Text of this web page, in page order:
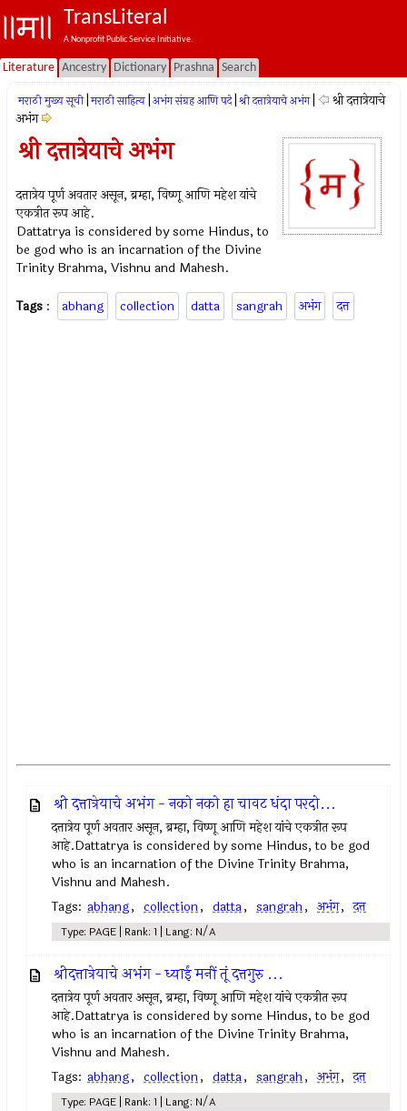
TransLiteral
A Nonprofit Public Service Initiative.
Literature Ancestry Dictionary Prashna Search
मराठी मुख्य सूची मराठी साहित्य अभंग संग्रह आणि पदे श्री दत्तात्रेयाचे अभंग
श्री दत्तात्रेयाचे
अभंग
श्री दत्तात्रेयाचे अभंग
दत्तात्रेय पूर्ण अवतार असून, ब्रम्हा, विष्णू आणि महेश यांचे
एकत्रीत रूप आहे.
Dattatrya is considered by some Hindus, to
be god who is an incarnation of the Divine
Trinity Brahma, Vishnu and Mahesh.
Tags : abhang collection datta sangrah अभंग दत्त
श्री दत्तात्रेयाचे अभंग - नको नको हा चावट धंदा परदो...
दत्तात्रेय पूर्ण अवतार असून, ब्रम्हा, विष्णू आणि महेश यांचे एकत्रीत रूप
आहे.Dattatrya is considered by some Hindus, to be god
who is an incarnation of the Divine Trinity Brahma,
Vishnu and Mahesh.
Tags: abhang, collection, datta, sangrah, अभंग, दत्त
Type: PAGE | Rank: 1 | Lang: N/A
श्रीदत्तात्रेयाचे अभंग - ध्याईं मनीं तूं दत्तगुरु ...
दत्तात्रेय पूर्ण अवतार असून, ब्रम्हा, विष्णू आणि महेश यांचे एकत्रीत रूप
आहे.Dattatrya is considered by some Hindus, to be god
who is an incarnation of the Divine Trinity Brahma,
Vishnu and Mahesh.
Tags: abhang, collection, datta, sangrah, अभंग, दत्त
Type: PAGE | Rank: 1 | Lang: N/A